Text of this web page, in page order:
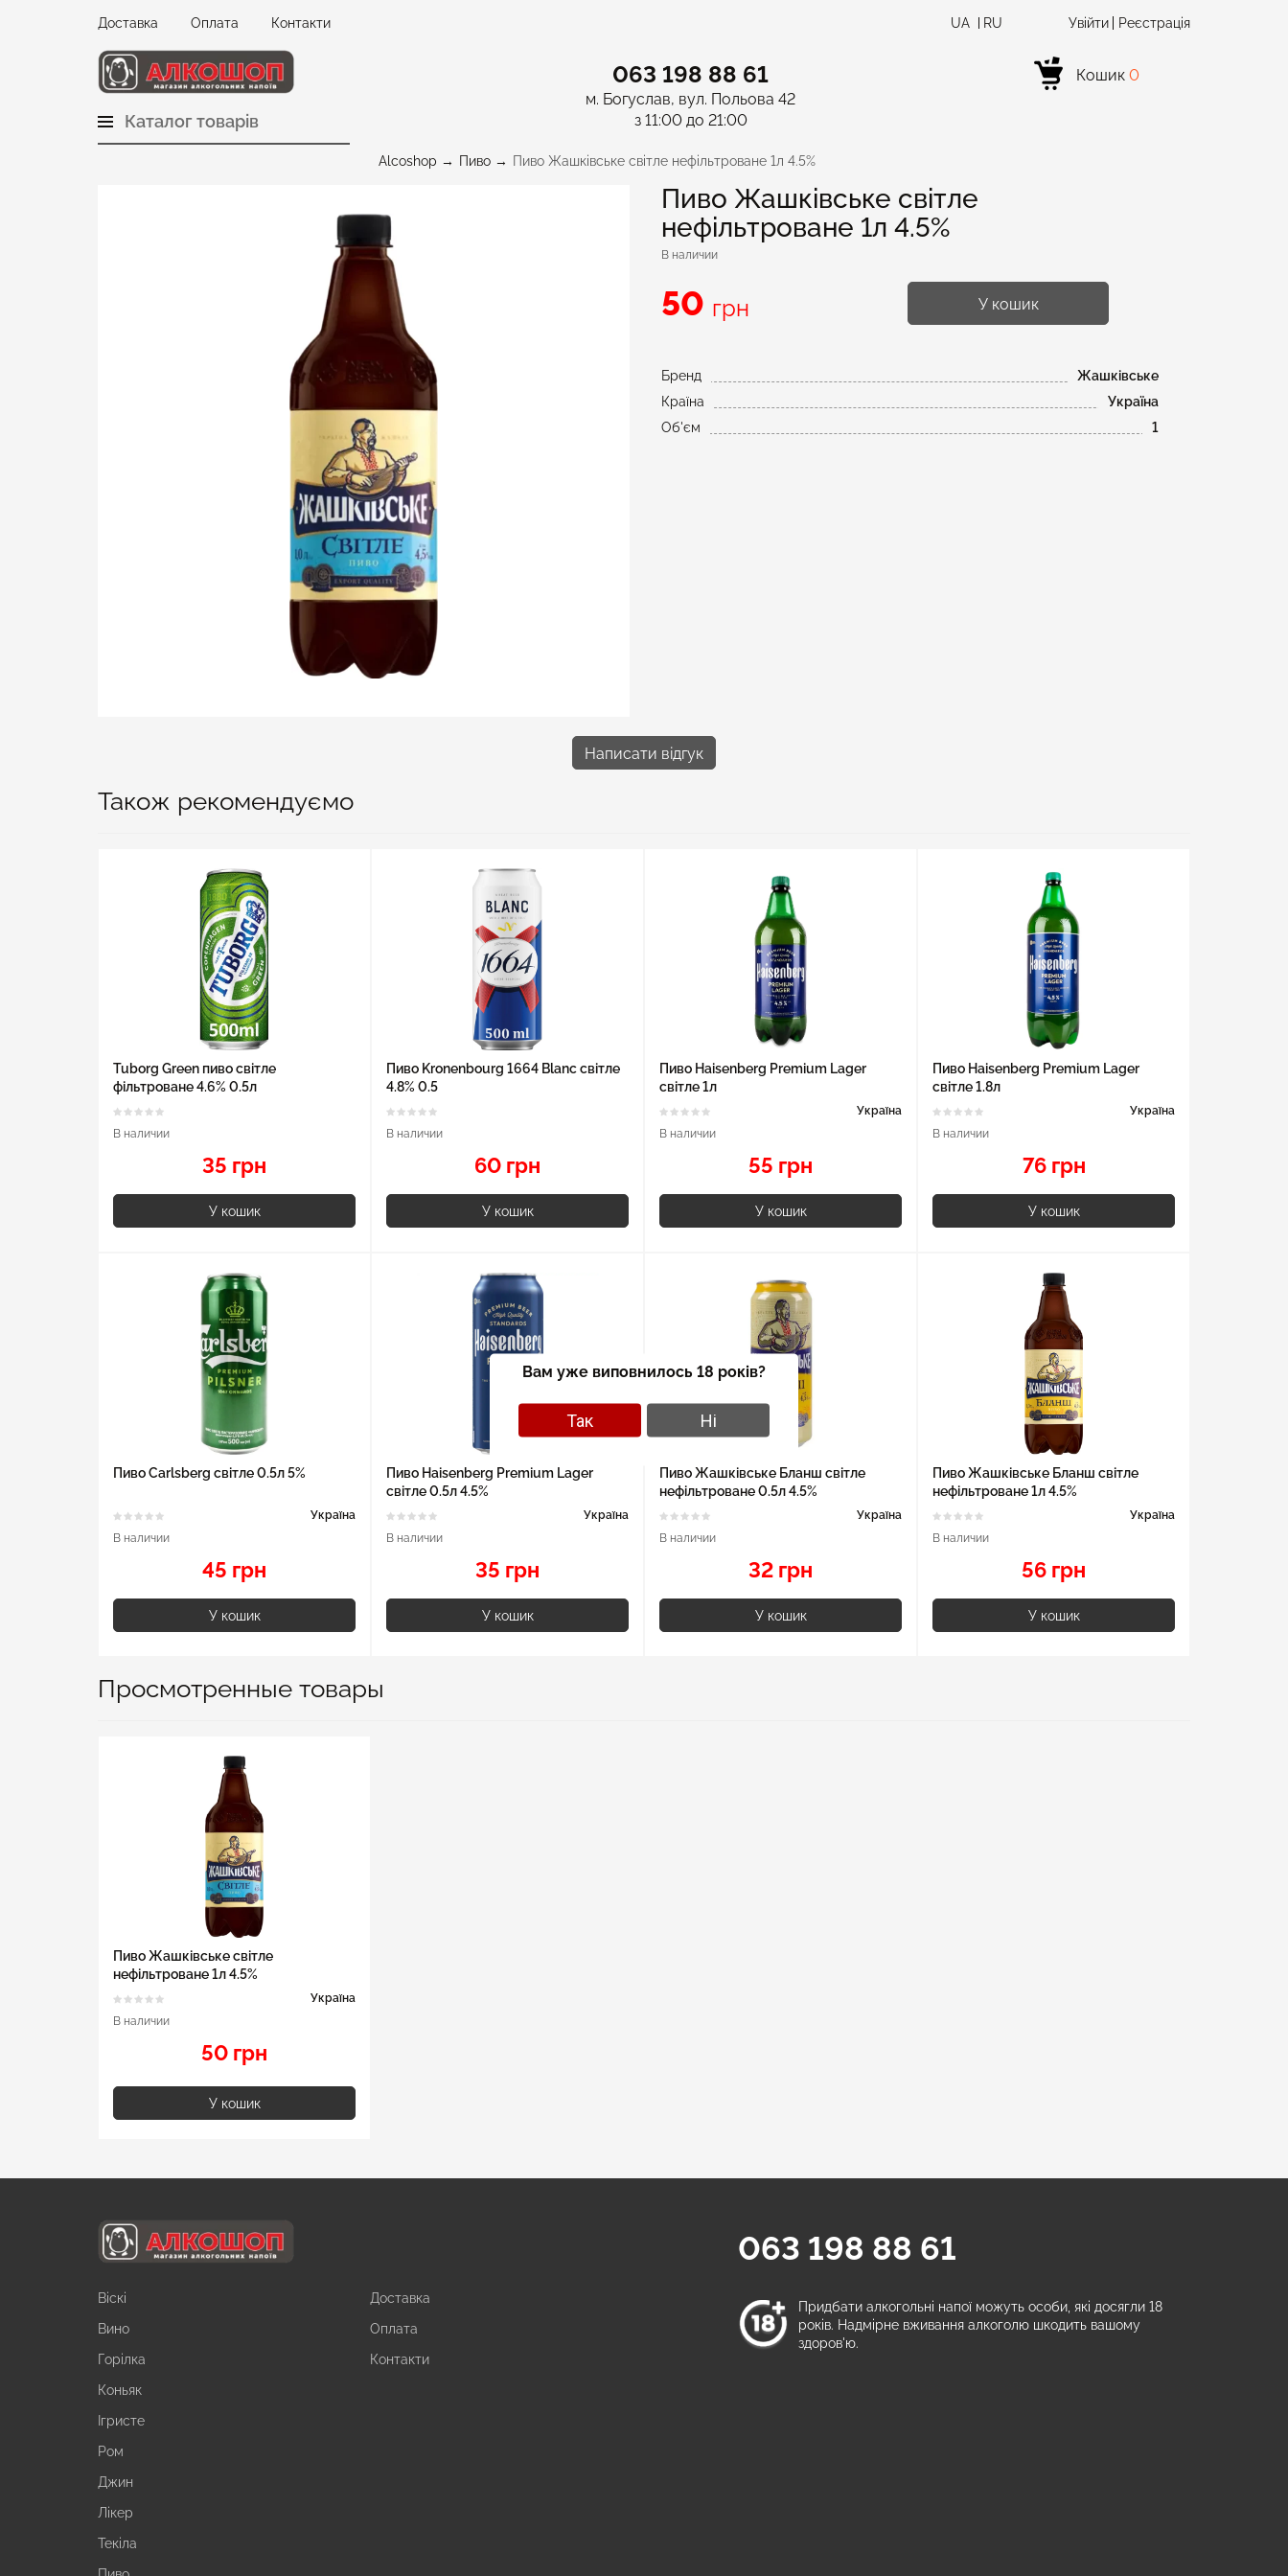
Доставка Оплата Контакти UA RU Реєстрація
Увійти
063 198 88 61 Кошик 0
м. Богуслав, вул. Польова 42
з 11:00 до 21:00
Каталог товарів
Alcoshop Пиво Пиво Жашківське світле нефільтроване 1л 4.5%
Пиво Жашківське світле
нефільтроване 1л 4.5%
В наличии
50 грн У кошик
Бренд
Жашківське
Країна
Україна
Об'єм
1
Написати відгук
Також рекомендуємо
Tuborg Green пиво світле
фільтроване 4.6% 0.5л
В наличии
35 грн
У кошик
Пиво Kronenbourg 1664 Blanc світле
4.8% 0.5
В наличии
60 грн
У кошик
Пиво Haisenberg Premium Lager
світле 1л
Україна
В наличии
55 грн
У кошик
Пиво Haisenberg Premium Lager
світле 1.8л
Україна
В наличии
76 грн
У кошик
Пиво Carlsberg світле 0.5л 5%
Україна
В наличии
45 грн
У кошик
Пиво Haisenberg Premium Lager
світле 0.5л 4.5%
Україна
В наличии
35 грн
У кошик
Пиво Жашківське Бланш світле
нефільтроване 0.5л 4.5%
Україна
В наличии
32 грн
У кошик
Пиво Жашківське Бланш світле
нефільтроване 1л 4.5%
Україна
В наличии
56 грн
У кошик
Просмотренные товары
Пиво Жашківське світле
нефільтроване 1л 4.5%
Україна
В наличии
50 грн
У кошик
Віскі
Вино
Горілка
Коньяк
Ігристе
Ром
Джин
Лікер
Текіла
Доставка
Оплата
Контакти
063 198 88 61
Придбати алкогольні напої можуть особи, які досягли 18
років. Надмірне вживання алкоголю шкодить вашому
здоров'ю.
Вам уже виповнилось 18 років?
Так Ні